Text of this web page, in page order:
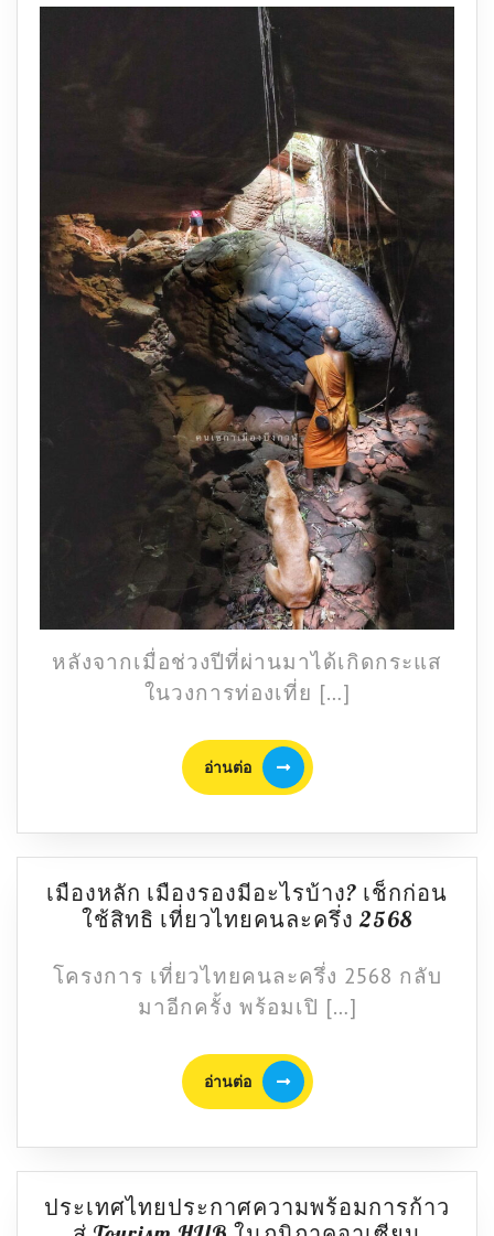
พบ
แห่ง
ใหม่
ใน
ถ้ำ
ศรี
พรหม
บึงกาฬ
หลังจากเมื่อช่วงปีที่ผ่านมาได้เกิดกระแส
ในวงการท่องเที่ย […]
อ่านต่อ
อ่าน
ต่อ
เมืองหลัก เมืองรองมีอะไรบ้าง? เช็กก่อน
ใช้สิทธิ เที่ยวไทยคนละครึ่ง 2568
เมือง
ใช้
เที่ยว
โครงการ เที่ยวไทยคนละครึ่ง 2568 กลับ
มาอีกครั้ง พร้อมเปิ […]
อ่านต่อ
อ่าน
ต่อ
ประเทศไทยประกาศความพร้อมการก้าว